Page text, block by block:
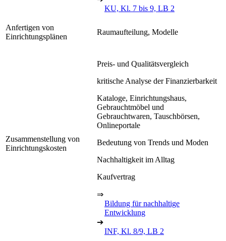
KU, Kl. 7 bis 9, LB 2
Anfertigen von
Einrichtungsplänen
Raumaufteilung, Modelle
Zusammenstellung von
Einrichtungskosten
Preis- und Qualitätsvergleich
kritische Analyse der Finanzierbarkeit
Kataloge, Einrichtungshaus,
Gebrauchtmöbel und
Gebrauchtwaren, Tauschbörsen,
Onlineportale
Bedeutung von Trends und Moden
Nachhaltigkeit im Alltag
Kaufvertrag
⇒
Bildung für nachhaltige
Entwicklung
➔
INF, Kl. 8/9, LB 2